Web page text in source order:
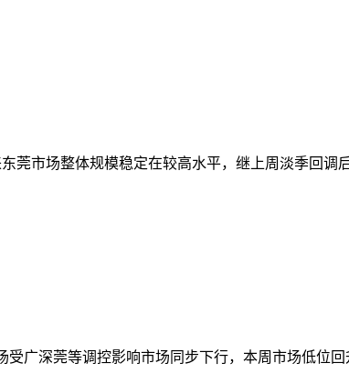
市场整体规模稳定在较高水平，继上周淡季回调
广深莞等调控影响市场同步下行，本周市场低位